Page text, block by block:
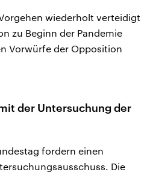
wiederholt verteidigt
zu Beginn der Pandemie
Vorwürfe der Opposition
der Untersuchung der
fordern einen
Die